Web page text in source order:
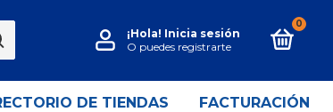
¡Hola! Inicia sesión
O puedes registrarte
0
DE TIENDAS FACTURACIÓN